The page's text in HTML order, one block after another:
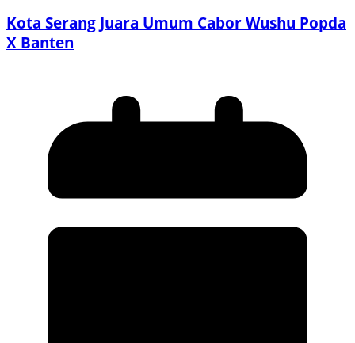
Kota Serang Juara Umum Cabor Wushu Popda
X Banten